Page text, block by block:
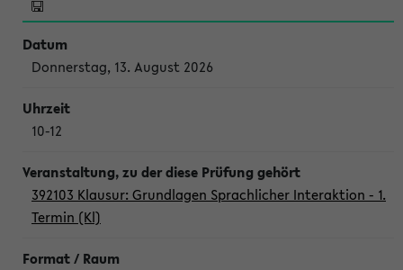
Donnerstag, 13. August 2026
10-12
392103 Klausur: Grundlagen Sprachlicher Interaktion - 1.
Termin (Kl)